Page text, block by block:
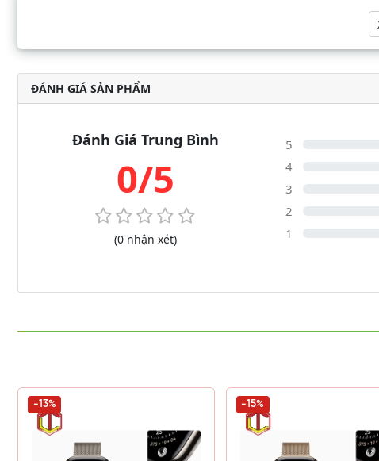
ĐÁNH GIÁ SẢN PHẨM
Đánh Giá Trung Bình
0/5
(0 nhận xét)
5
4
3
2
1
-13% -15%